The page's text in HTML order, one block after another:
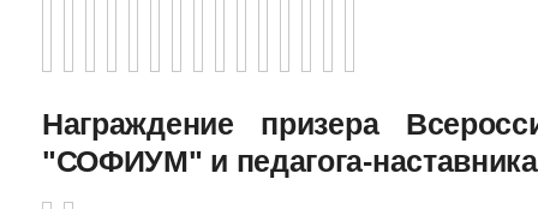
Награждение призера
"СОФИУМ" и педагога-наставника